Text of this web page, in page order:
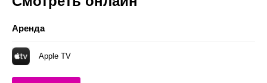
Аренда
Apple TV